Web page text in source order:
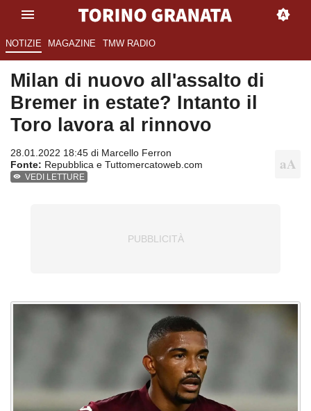
NOTIZIE MAGAZINE TMW RADIO
Milan di nuovo all'assalto di
Bremer in estate? Intanto il
Toro lavora al rinnovo
28.01.2022 18:45 di Marcello Ferron
Fonte: Repubblica e Tuttomercatoweb.com
VEDI LETTURE